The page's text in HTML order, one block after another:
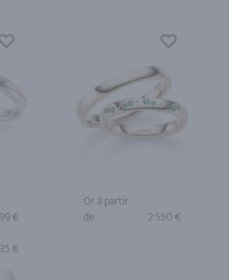
€
€
Or à partir
de
2 550 €